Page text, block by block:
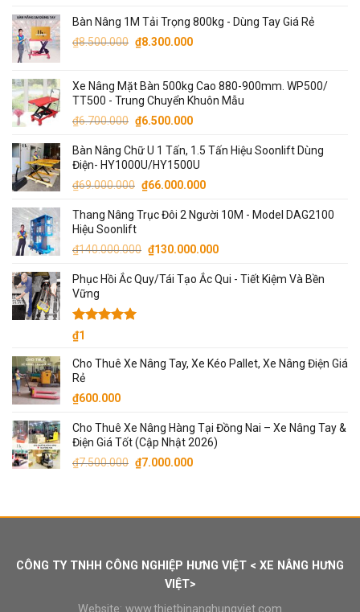
là:
₫7.500.000.
tại
là:
Bàn Nâng 1M Tải Trọng 800kg - Dùng Tay Giá Rẻ
₫8.500.000 Giá
₫8.500.000.
₫8.300.000Giá
là:
₫8.300.000.
Xe Nâng Mặt Bàn 500kg Cao 880-900mm. WP500/
TT500 - Trung Chuyển Khuôn Mẫu
₫6.700.000 Giá
là:
₫6.700.000.
₫6.500.000Giá
tại
là:
₫6.500.000.
Bàn Nâng Chữ U 1 Tấn, 1.5 Tấn Hiệu Soonlift Dùng
Điện- HY1000U/HY1500U
₫69.000.000 Giá
là:
₫66.000.000Giá
tại
₫66.000.000.
Thang Nâng Trục Đôi 2 Người 10M - Model DAG2100
Hiệu Soonlift
₫140.000.000 Giá
là:
₫130.000.000Giá
tại
Phục Hồi Ắc Quy/Tái Tạo Ắc Qui - Tiết Kiệm Và Bền
Vững
Được xếp
hạng
5 sao
₫1
Cho Thuê Xe Nâng Tay, Xe Kéo Pallet, Xe Nâng Điện Giá
Rẻ
₫600.000
Cho Thuê Xe Nâng Hàng Tại Đồng Nai – Xe Nâng Tay &
Điện Giá Tốt (Cập Nhật 2026)
₫7.500.000 Giá
₫7.000.000Giá
CÔNG TY TNHH CÔNG NGHIỆP HƯNG VIỆT < XE NÂNG HƯNG
VIỆT>
Website: www.thietbinanghungviet.com